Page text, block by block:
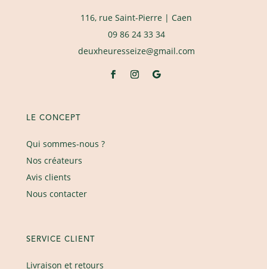
116, rue Saint-Pierre | Caen
09 86 24 33 34
deuxheuresseize@gmail.com
LE CONCEPT
Qui sommes-nous ?
Nos créateurs
Avis clients
Nous contacter
SERVICE CLIENT
Livraison et retours